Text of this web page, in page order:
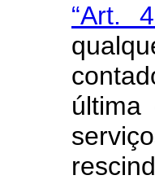
“Art.